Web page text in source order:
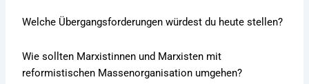
Welche Übergangsforderungen würdest du heute stellen?
Wie sollten Marxistinnen und Marxisten mit
reformistischen Massenorganisation umgehen?